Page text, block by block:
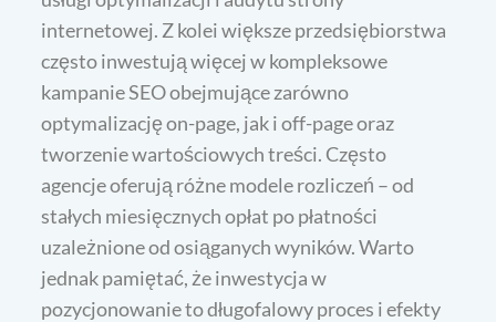
internetowej. Z kolei większe przedsiębiorstwa
często inwestują więcej w kompleksowe
kampanie SEO obejmujące zarówno
optymalizację on-page, jak i off-page oraz
tworzenie wartościowych treści. Często
agencje oferują różne modele rozliczeń – od
stałych miesięcznych opłat po płatności
uzależnione od osiąganych wyników. Warto
jednak pamiętać, że inwestycja w
pozycjonowanie to długofalowy proces i efekty